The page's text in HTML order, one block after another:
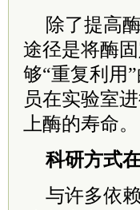
除了提高
途径是将酶
够“重复利用
员在实验室
上酶的寿命。
科研方式
与许多依